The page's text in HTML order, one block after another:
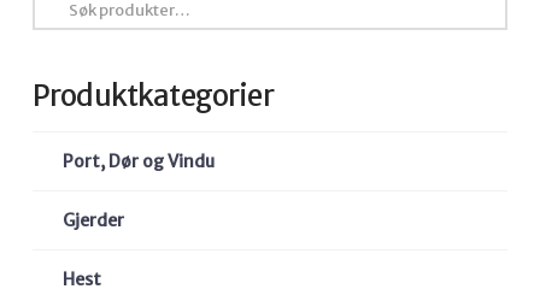
etter:
Produktkategorier
Port, Dør og Vindu
Gjerder
Hest